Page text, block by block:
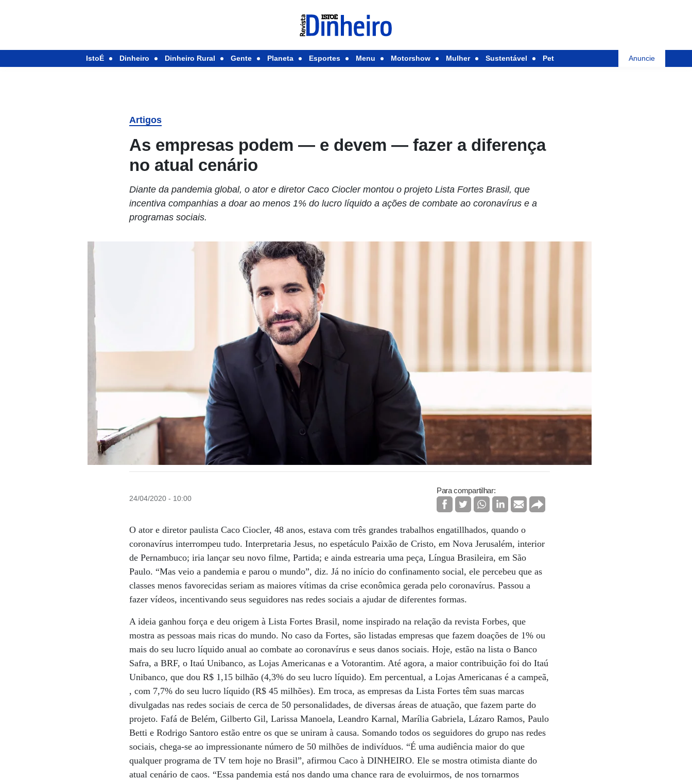
IstoÉ Dinheiro Dinheiro Rural Gente Planeta Esportes Menu Motorshow Mulher Sustentável Pet Anuncie
Artigos
As empresas podem — e devem — fazer a diferença
no atual cenário
Diante da pandemia global, o ator e diretor Caco Ciocler montou o projeto Lista Fortes Brasil, que
incentiva companhias a doar ao menos 1% do lucro líquido a ações de combate ao coronavírus e a
programas sociais.
24/04/2020 - 10:00
Para compartilhar:
O ator e diretor paulista Caco Ciocler, 48 anos, estava com três grandes trabalhos engatillhados, quando o
coronavírus interrompeu tudo. Interpretaria Jesus, no espetáculo Paixão de Cristo, em Nova Jerusalém, interior
de Pernambuco; iria lançar seu novo filme, Partida; e ainda estrearia uma peça, Língua Brasileira, em São
Paulo. “Mas veio a pandemia e parou o mundo”, diz. Já no início do confinamento social, ele percebeu que as
classes menos favorecidas seriam as maiores vítimas da crise econômica gerada pelo coronavírus. Passou a
fazer vídeos, incentivando seus seguidores nas redes sociais a ajudar de diferentes formas.
A ideia ganhou força e deu origem à Lista Fortes Brasil, nome inspirado na relação da revista Forbes, que
mostra as pessoas mais ricas do mundo. No caso da Fortes, são listadas empresas que fazem doações de 1% ou
mais do seu lucro líquido anual ao combate ao coronavírus e seus danos sociais. Hoje, estão na lista o Banco
Safra, a BRF, o Itaú Unibanco, as Lojas Americanas e a Votorantim. Até agora, a maior contribuição foi do Itaú
Unibanco, que dou R$ 1,15 bilhão (4,3% do seu lucro líquido). Em percentual, a Lojas Americanas é a campeã,
, com 7,7% do seu lucro líquido (R$ 45 milhões). Em troca, as empresas da Lista Fortes têm suas marcas
divulgadas nas redes sociais de cerca de 50 personalidades, de diversas áreas de atuação, que fazem parte do
projeto. Fafá de Belém, Gilberto Gil, Larissa Manoela, Leandro Karnal, Marília Gabriela, Lázaro Ramos, Paulo
Betti e Rodrigo Santoro estão entre os que se uniram à causa. Somando todos os seguidores do grupo nas redes
sociais, chega-se ao impressionante número de 50 milhões de indivíduos. “É uma audiência maior do que
qualquer programa de TV tem hoje no Brasil”, afirmou Caco à DINHEIRO. Ele se mostra otimista diante do
atual cenário de caos. “Essa pandemia está nos dando uma chance rara de evoluirmos, de nos tornarmos